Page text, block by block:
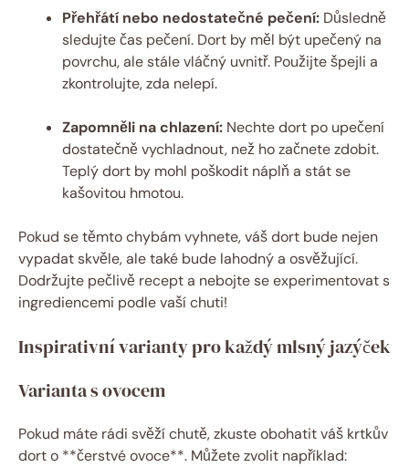
Přehřátí nebo nedostatečné pečení: Důsledně
sledujte čas pečení. Dort by měl být upečený na
povrchu, ale stále vláčný uvnitř. Použijte špejli a
zkontrolujte, zda nelepí.
Zapomněli na chlazení: Nechte dort po upečení
dostatečně vychladnout, než ho začnete zdobit.
Teplý dort by mohl poškodit náplň a stát se
kašovitou hmotou.
Pokud se těmto chybám vyhnete, váš dort bude nejen
vypadat skvěle, ale také bude lahodný a osvěžující.
Dodržujte pečlivě recept a nebojte se experimentovat s
ingrediencemi podle vaší chuti!
Inspirativní varianty pro každý mlsný jazýček
Varianta s ovocem
Pokud máte rádi svěží chutě, zkuste obohatit váš krtkův
dort o **čerstvé ovoce**. Můžete zvolit například: